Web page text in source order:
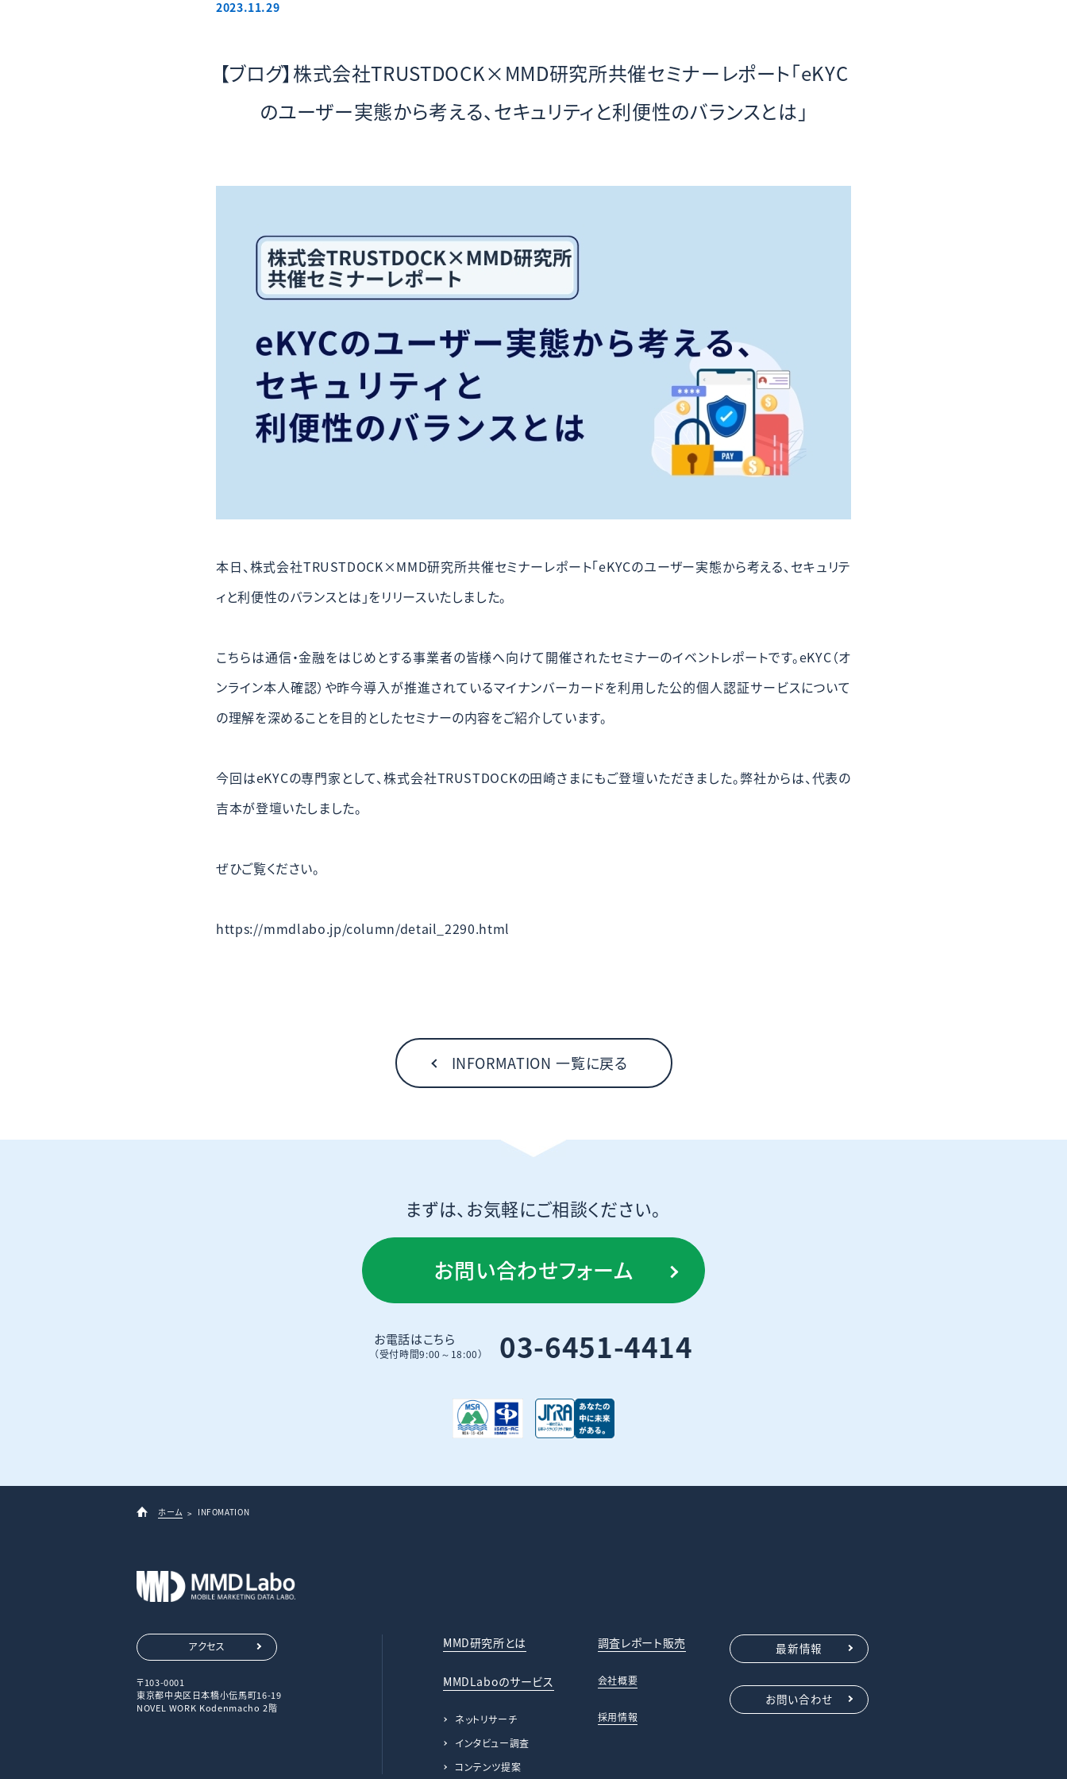
2023.11.29
【ブログ】株式会社TRUSTDOCK×MMD研究所共催セミナーレポート「eKYC
のユーザー実態から考える、セキュリティと利便性のバランスとは」
本日、株式会社TRUSTDOCK×MMD研究所共催セミナーレポート「eKYCのユーザー実態から考える、セキュリテ
ィと利便性のバランスとは」をリリースいたしました。
こちらは通信・金融をはじめとする事業者の皆様へ向けて開催されたセミナーのイベントレポートです。eKYC（オ
ンライン本人確認）や昨今導入が推進されているマイナンバーカードを利用した公的個人認証サービスについて
の理解を深めることを目的としたセミナーの内容をご紹介しています。
今回はeKYCの専門家として、株式会社TRUSTDOCKの田崎さまにもご登壇いただきました。弊社からは、代表の
吉本が登壇いたしました。
ぜひご覧ください。
https://mmdlabo.jp/column/detail_2290.html
INFORMATION 一覧に戻る
まずは、お気軽にご相談ください。
お問い合わせフォーム
お電話はこちら
（受付時間9:00～18:00） 03-6451-4414
ホーム INFOMATION
MMD研究所とは
MMDLaboのサービス
ネットリサーチ
インタビュー調査
コンテンツ提案
調査レポート販売
会社概要
採用情報
最新情報
お問い合わせ
アクセス
〒103-0001
東京都中央区日本橋小伝馬町16-19
NOVEL WORK Kodenmacho 2階